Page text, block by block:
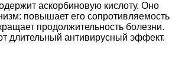
аскорбиновую кислоту. Оно
повышает его сопротивляемость
продолжительность болезни.
длительный антивирусный эффект.